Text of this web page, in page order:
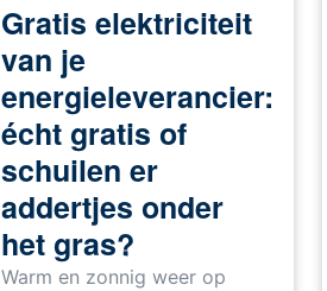
Gratis elektriciteit
van je
energieleverancier:
écht gratis of
schuilen er
addertjes onder
het gras?
Warm en zonnig weer op